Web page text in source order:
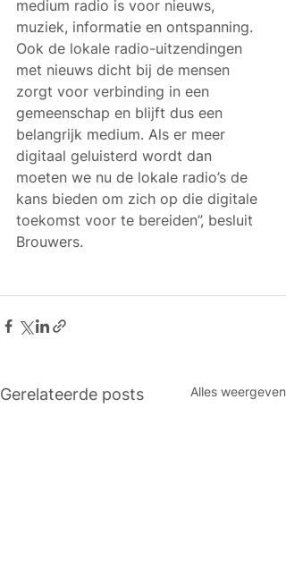
medium radio is voor nieuws,
muziek, informatie en ontspanning.
Ook de lokale radio-uitzendingen
met nieuws dicht bij de mensen
zorgt voor verbinding in een
gemeenschap en blijft dus een
belangrijk medium. Als er meer
digitaal geluisterd wordt dan
moeten we nu de lokale radio’s de
kans bieden om zich op die digitale
toekomst voor te bereiden”, besluit
Brouwers.
Gerelateerde posts Alles weergeven